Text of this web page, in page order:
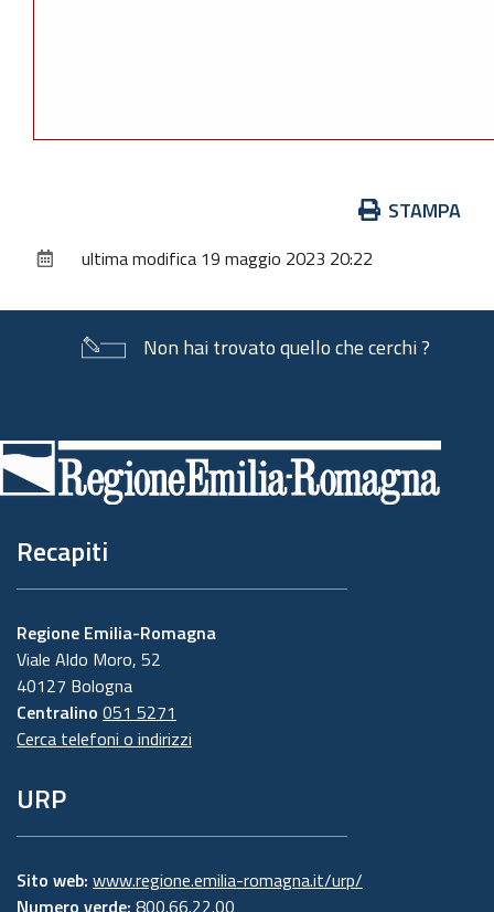
documento
STAMPA
ultima modifica 19 maggio 2023 20:22
Non hai trovato quello che cerchi ?
di
pagina
Recapiti
Regione Emilia-Romagna
Viale Aldo Moro, 52
40127 Bologna
Centralino 051 5271
Cerca telefoni o indirizzi
URP
Sito web: www.regione.emilia-romagna.it/urp/
Numero verde: 800.66.22.00